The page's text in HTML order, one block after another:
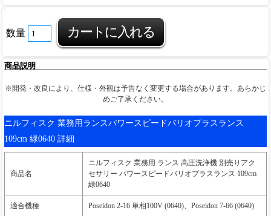
数量
商品説明
※開発・改良により、仕様・外観は予告なく変更する場合があります。あらかじ
めご了承ください。
ニルフィスク 業務用ランスパワースピードバリオプラスランス
109cm 緑0640 詳細
商品名
ニルフィスク 業務用 ランス 高圧洗浄機 別売りアク
セサリー パワースピードバリオプラスランス 109cm
緑0640
適合機種 Poseidon 2-16 単相100V (0640)、Poseidon 7-66 (0640)